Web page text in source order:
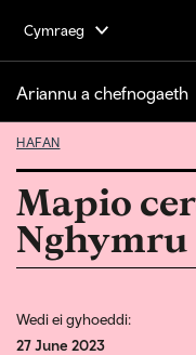
main
content
Cymraeg
Ariannu a chefnogaeth
HAFAN
Mapio
Nghymru
Wedi ei gyhoeddi:
27 June 2023